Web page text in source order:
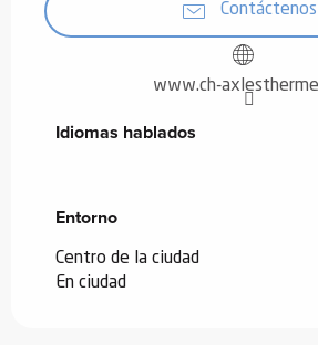
Contáctenos
www.ch-
Idiomas hablados
Idiomas hablados
Entorno
Entorno
Centro de la ciudad
En ciudad